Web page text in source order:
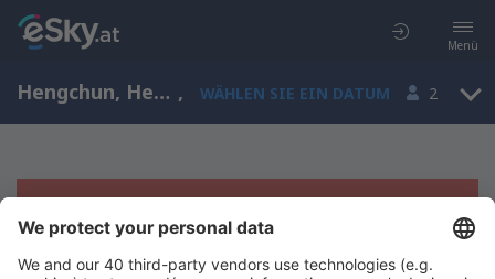
Menü
Hengchun, Hengchun Airport, Taiwan (HCN) , WÄHLEN SIE EIN DATUM 2
Es tut uns leid, wir können keine